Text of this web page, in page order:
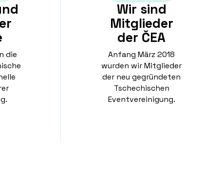
die
Wir sind
Mitglieder
der ČEA
Anfang März 2018
wurden wir Mitglieder
der neu gegründeten
Tschechischen
Eventvereinigung.